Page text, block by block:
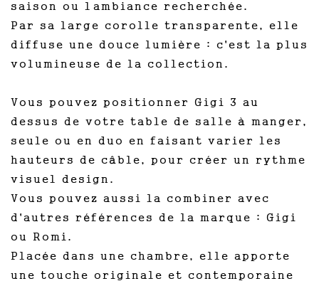
saison ou lambiance recherchée.
Par sa large corolle transparente, elle
diffuse une douce lumière : c'est la plus
volumineuse de la collection.
Vous pouvez positionner Gigi 3 au
dessus de votre table de salle à manger,
seule ou en duo en faisant varier les
hauteurs de câble, pour créer un rythme
visuel design.
Vous pouvez aussi la combiner avec
d'autres références de la marque : Gigi
ou Romi.
Placée dans une chambre, elle apporte
une touche originale et contemporaine